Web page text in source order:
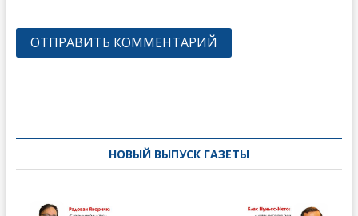
записямНОВЫЙ ВЫПУСК ГАЗЕТЫ